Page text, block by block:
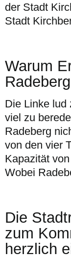
der Stadt
Stadt
Warum
Die Linke lud
viel zu
Radeberg
von den vier
Kapazität
Wobei
Die
zum
herzlich